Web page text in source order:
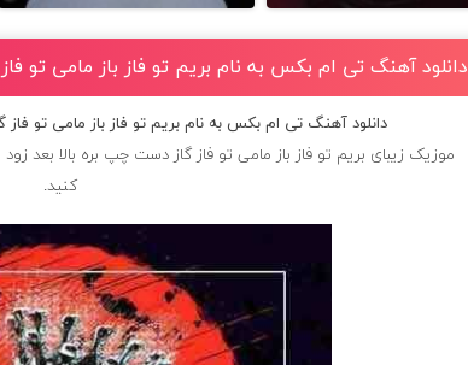
دانلود آهنگ تی ام بکس به نام بریم تو فاز باز مامی تو
دانلود آهنگ تی ام بکس به نام بریم تو فاز باز مامی تو
موزیک زیبای بریم تو فاز باز مامی تو فاز گاز دست چپ بره بالا بعد
کنید.